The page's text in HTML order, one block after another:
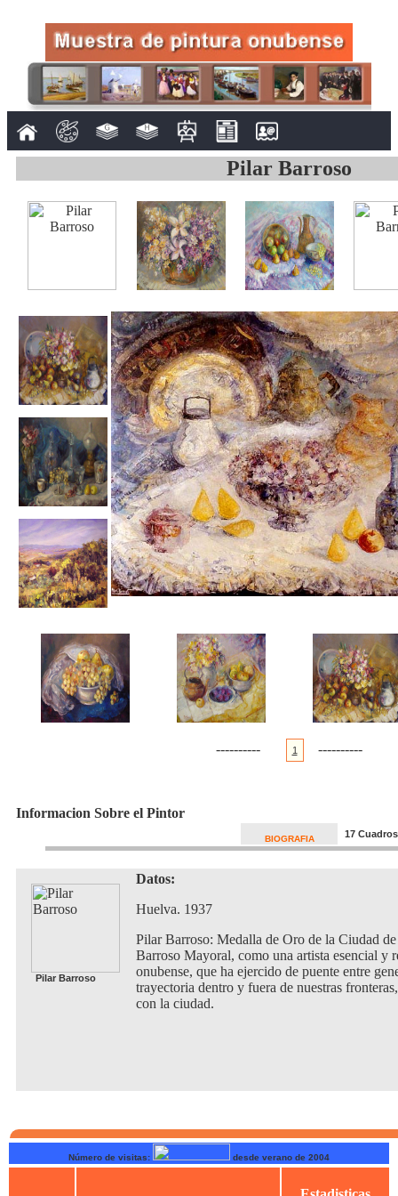
Pilar Barroso
---------- 1 ----------
Informacion Sobre el Pintor
BIOGRAFIA 17 Cuadros
Pilar Barroso
Datos:
Huelva. 1937
Pilar Barroso: Medalla de Oro de la Ciudad
Barroso Mayoral, como una artista esencial y
onubense, que ha ejercido de puente entre
trayectoria dentro y fuera de nuestras
con la ciudad.
Número de visitas: desde verano de 2004